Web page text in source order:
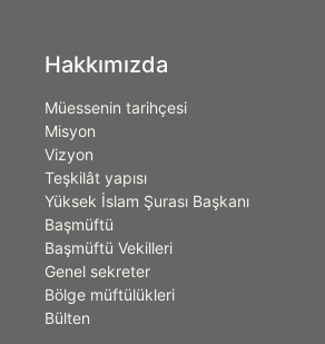
Hakkımızda
Müessenin tarihçesi
Misyon
Vizyon
Teşkilât yapısı
Yüksek İslam Şurası Başkanı
Başmüftü
Başmüftü Vekilleri
Genel sekreter
Bölge müftülükleri
Bülten